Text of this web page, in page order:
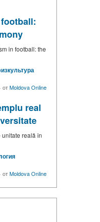
in football: the
· отMoldova Online
real
reală în
· отMoldova Online